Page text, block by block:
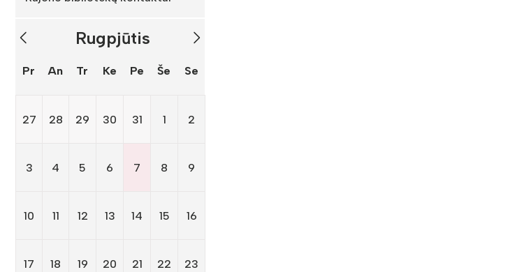
Rugpjūtis
Pr An Tr Ke Pe Še Se
27 28 29 30 31 1 2
3 4 5 6 7 8 9
10 11 12 13 14 15 16
17 18 19 20 21 22 23